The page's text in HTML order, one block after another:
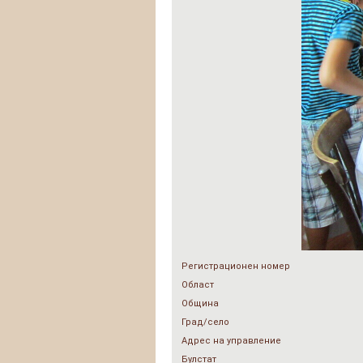
Регистрационен номер
Област
Община
Град/село
Адрес на управление
Булстат